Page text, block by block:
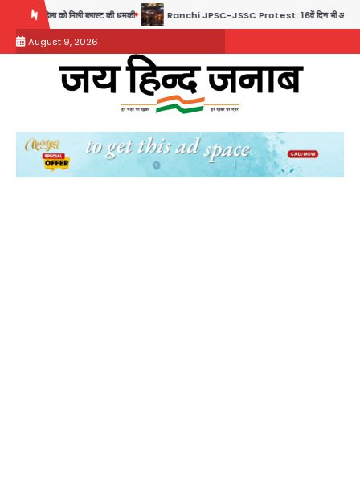
content
की धमकी Ranchi JPSC-JSSC Protest: 16वें दिन भी आंदोलन जारी, CBI जांच और
August 9, 2026